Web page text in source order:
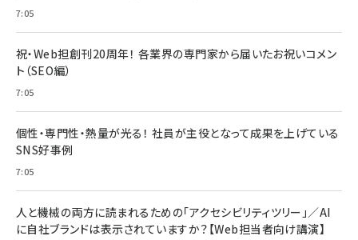
7:05
祝・Web担創刊20周年！ 各業界の専門家から届いたお祝いコメン
ト（SEO編）
7:05
個性・専門性・熱量が光る！ 社員が主役となって成果を上げている
SNS好事例
7:05
人と機械の両方に読まれるための「アクセシビリティツリー」／AI
に自社ブランドは表示されていますか？【Web担当者向け講演】